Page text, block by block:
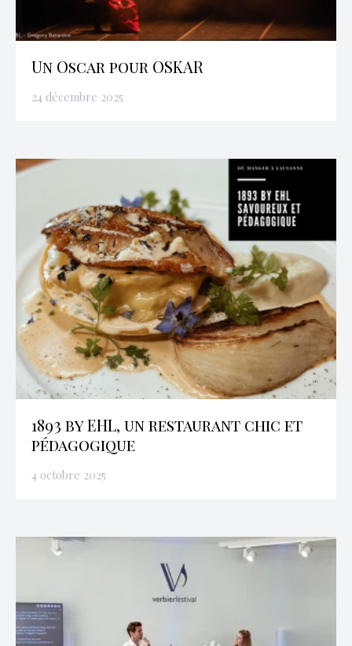
Un Oscar pour OSKAR
24 décembre 2025
1893 by EHL, un restaurant chic et
pédagogique
4 octobre 2025